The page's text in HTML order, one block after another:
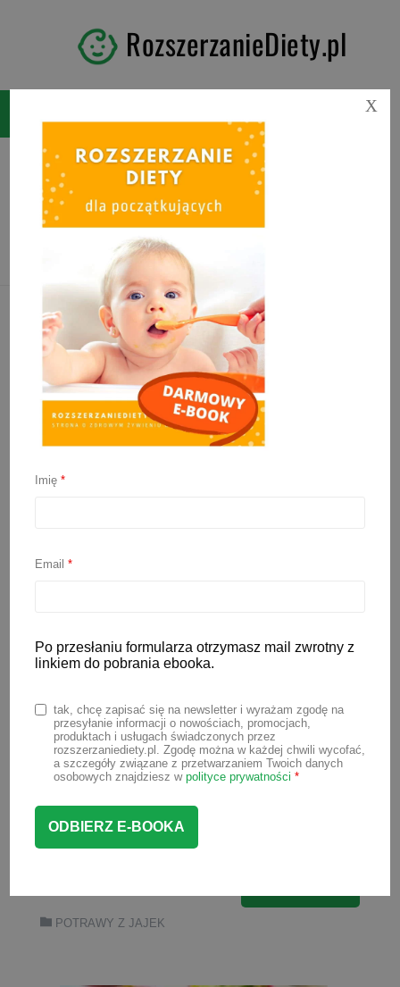
RozszerzanieDiety.pl
Kategoria:POTRAWY Z
JAJEK
przygotować na wiele sposobów – na
słono, na słodko, z dodatkiem owoców
propozycję nieco inną niż klasyczna
wersja – puszysty omlet marchewkowy
z nutą cynamonu. To świetna opcja na
przekąskę, która przypadnie do gustu
zarówno dzieciom, jak […]
POTRAWY Z JAJEK
Imię*
Email*
Po przesłaniu formularza otrzymasz mail zwrotny z
linkiem do pobrania ebooka.
tak, chcę zapisać się na newsletter i wyrażam zgodę na
przesyłanie informacji o nowościach, promocjach,
produktach i usługach świadczonych przez
rozszerzaniediety.pl. Zgodę można w każdej chwili wycofać,
a szczegóły związane z przetwarzaniem Twoich danych
osobowych znajdziesz w polityce prywatności *
X